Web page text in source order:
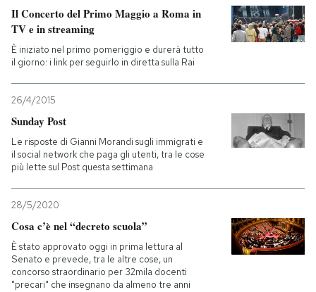
Il Concerto del Primo Maggio a Roma in
TV e in streaming
È iniziato nel primo pomeriggio e durerà tutto
il giorno: i link per seguirlo in diretta sulla Rai
26/4/2015
Sunday Post
Le risposte di Gianni Morandi sugli immigrati e
il social network che paga gli utenti, tra le cose
più lette sul Post questa settimana
28/5/2020
Cosa c’è nel “decreto scuola”
È stato approvato oggi in prima lettura al
Senato e prevede, tra le altre cose, un
concorso straordinario per 32mila docenti
"precari" che insegnano da almeno tre anni